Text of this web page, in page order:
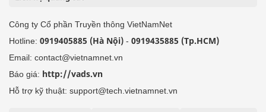
Công ty Cổ phần Truyền thông VietNamNet
Hotline: 0919405885 (Hà Nội) - 0919435885 (Tp.HCM)
Email: contact@vietnamnet.vn
Báo giá: http://vads.vn
Hỗ trợ kỹ thuật: support@tech.vietnamnet.vn